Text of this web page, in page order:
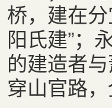
桥，建在
阳氏建”；
的建造者
穿山官路